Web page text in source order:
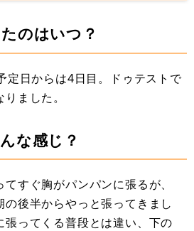
のはいつ？
定日からは4日目。ドゥテストで
ました。
な感じ？
てすぐ胸がパンパンに張るが、
後半からやっと張ってきまし
張ってくる普段とは違い、下の